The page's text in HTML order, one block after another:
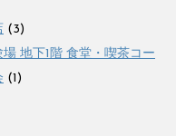
(3)
地下1階 食堂・喫茶コー
(1)